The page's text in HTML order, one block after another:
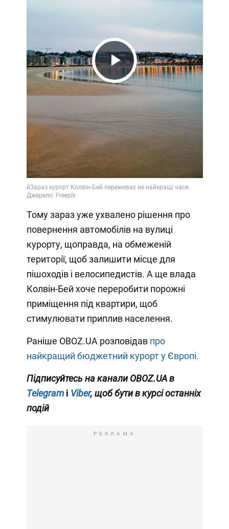
Play
Video
Тому зараз уже ухвалено рішення про
повернення автомобілів на вулиці
курорту, щоправда, на обмеженій
території, щоб залишити місце для
пішоходів і велосипедистів. А ще влада
Колвін-Бей хоче переробити порожні
приміщення під квартири, щоб
стимулювати приплив населення.
Раніше OBOZ.UA розповідав про
найкращий бюджетний курорт у Європі.
Підписуйтесь на канали OBOZ.UA в
Telegramі Viber, щоб бути в курсі останніх
подій
РЕКЛАМА